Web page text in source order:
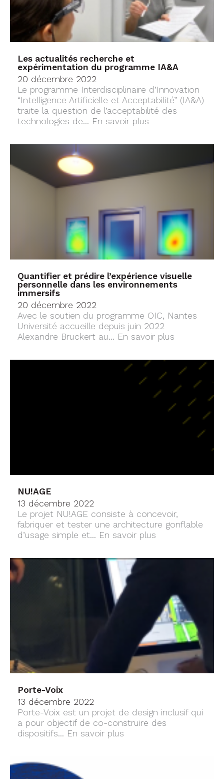
Les actualités recherche et
expérimentation du programme IA&A
20 décembre 2022
Le programme Interdisciplinaire d’Innovation
“Intelligence Artificielle et Acceptabilité” (IA&A)
traite la question de l’acceptabilité des
technologies de... En savoir plus
Quantifier et prédire l’expérience visuelle
personnelle dans les environnements
immersifs
20 décembre 2022
Avec le soutien du programme OIC, Nantes
Université accueille depuis juin 2022
Alexandre Bruckert au... En savoir plus
NU!AGE
13 décembre 2022
Le projet NU!AGE consiste à concevoir,
fabriquer et tester une architecture gonflable
d’usage simple et... En savoir plus
Porte-Voix
13 décembre 2022
Porte-Voix est un projet de design inclusif qui
a pour objectif de co-construire des
dispositifs... En savoir plus